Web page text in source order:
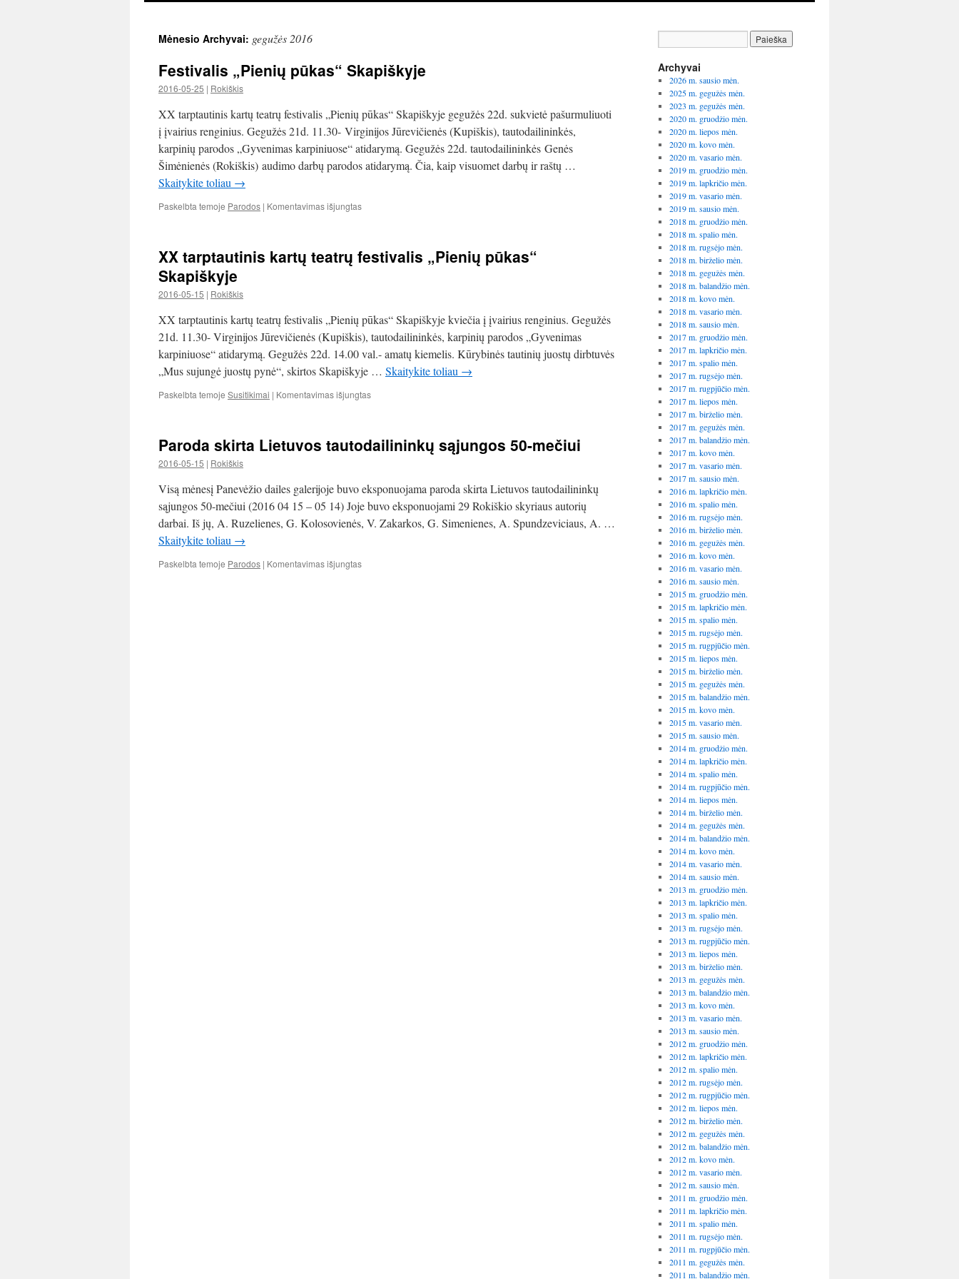
Mėnesio Archyvai: gegužės 2016
Festivalis „Pienių pūkas“ Skapiškyje
2016-05-25 | Rokiškis
XX tarptautinis kartų teatrų festivalis „Pienių pūkas“ Skapiškyje gegužės 22d. sukvietė pašurmuliuoti
į įvairius renginius. Gegužės 21d. 11.30- Virginijos Jūrevičienės (Kupiškis), tautodailininkės,
karpinių parodos „Gyvenimas karpiniuose“ atidarymą. Gegužės 22d. tautodailininkės Genės
Šimėnienės (Rokiškis) audimo darbų parodos atidarymą. Čia, kaip visuomet darbų ir raštų …
Skaitykite toliau →
Paskelbta temoje Parodos | Komentavimas išjungtasįraše
Skapiškyje
XX tarptautinis kartų teatrų festivalis „Pienių pūkas“
Skapiškyje
2016-05-15 | Rokiškis
XX tarptautinis kartų teatrų festivalis „Pienių pūkas“ Skapiškyje kviečia į įvairius renginius. Gegužės
21d. 11.30- Virginijos Jūrevičienės (Kupiškis), tautodailininkės, karpinių parodos „Gyvenimas
karpiniuose“ atidarymą. Gegužės 22d. 14.00 val.- amatų kiemelis. Kūrybinės tautinių juostų dirbtuvės
„Mus sujungė juostų pynė“, skirtos Skapiškyje … Skaitykite toliau →
Paskelbta temoje Susitikimai | Komentavimas išjungtasįraše
teatrų
Skapiškyje
Paroda skirta Lietuvos tautodailininkų sąjungos 50-mečiui
2016-05-15 | Rokiškis
Visą mėnesį Panevėžio dailes galerijoje buvo eksponuojama paroda skirta Lietuvos tautodailininkų
sąjungos 50-mečiui (2016 04 15 – 05 14) Joje buvo eksponuojami 29 Rokiškio skyriaus autorių
darbai. Iš jų, A. Ruzelienes, G. Kolosovienės, V. Zakarkos, G. Simenienes, A. Spundzeviciaus, A. …
Skaitykite toliau →
Paskelbta temoje Parodos | Komentavimas išjungtasįraše
Archyvai
2026 m. sausio mėn.
2025 m. gegužės mėn.
2023 m. gegužės mėn.
2020 m. gruodžio mėn.
2020 m. liepos mėn.
2020 m. kovo mėn.
2020 m. vasario mėn.
2019 m. gruodžio mėn.
2019 m. lapkričio mėn.
2019 m. vasario mėn.
2019 m. sausio mėn.
2018 m. gruodžio mėn.
2018 m. spalio mėn.
2018 m. rugsėjo mėn.
2018 m. birželio mėn.
2018 m. gegužės mėn.
2018 m. balandžio mėn.
2018 m. kovo mėn.
2018 m. vasario mėn.
2018 m. sausio mėn.
2017 m. gruodžio mėn.
2017 m. lapkričio mėn.
2017 m. spalio mėn.
2017 m. rugsėjo mėn.
2017 m. rugpjūčio mėn.
2017 m. liepos mėn.
2017 m. birželio mėn.
2017 m. gegužės mėn.
2017 m. balandžio mėn.
2017 m. kovo mėn.
2017 m. vasario mėn.
2017 m. sausio mėn.
2016 m. lapkričio mėn.
2016 m. spalio mėn.
2016 m. rugsėjo mėn.
2016 m. birželio mėn.
2016 m. gegužės mėn.
2016 m. kovo mėn.
2016 m. vasario mėn.
2016 m. sausio mėn.
2015 m. gruodžio mėn.
2015 m. lapkričio mėn.
2015 m. spalio mėn.
2015 m. rugsėjo mėn.
2015 m. rugpjūčio mėn.
2015 m. liepos mėn.
2015 m. birželio mėn.
2015 m. gegužės mėn.
2015 m. balandžio mėn.
2015 m. kovo mėn.
2015 m. vasario mėn.
2015 m. sausio mėn.
2014 m. gruodžio mėn.
2014 m. lapkričio mėn.
2014 m. spalio mėn.
2014 m. rugpjūčio mėn.
2014 m. liepos mėn.
2014 m. birželio mėn.
2014 m. gegužės mėn.
2014 m. balandžio mėn.
2014 m. kovo mėn.
2014 m. vasario mėn.
2014 m. sausio mėn.
2013 m. gruodžio mėn.
2013 m. lapkričio mėn.
2013 m. spalio mėn.
2013 m. rugsėjo mėn.
2013 m. rugpjūčio mėn.
2013 m. liepos mėn.
2013 m. birželio mėn.
2013 m. gegužės mėn.
2013 m. balandžio mėn.
2013 m. kovo mėn.
2013 m. vasario mėn.
2013 m. sausio mėn.
2012 m. gruodžio mėn.
2012 m. lapkričio mėn.
2012 m. spalio mėn.
2012 m. rugsėjo mėn.
2012 m. rugpjūčio mėn.
2012 m. liepos mėn.
2012 m. birželio mėn.
2012 m. gegužės mėn.
2012 m. balandžio mėn.
2012 m. kovo mėn.
2012 m. vasario mėn.
2012 m. sausio mėn.
2011 m. gruodžio mėn.
2011 m. lapkričio mėn.
2011 m. spalio mėn.
2011 m. rugsėjo mėn.
2011 m. rugpjūčio mėn.
2011 m. gegužės mėn.
2011 m. balandžio mėn.